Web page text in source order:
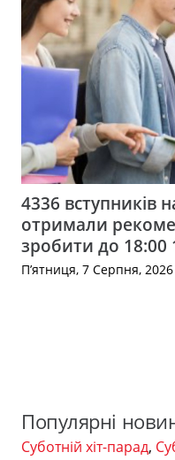
4336 вступників
отримали
зробити до 18:00
П’ятниця, 7 Серпня, 2026
Популярні
Суботній хіт-парад,